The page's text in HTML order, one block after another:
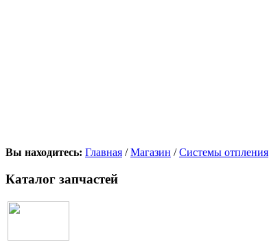
Вы находитесь: Главная /Магазин /Системы отпления
Каталог запчастей